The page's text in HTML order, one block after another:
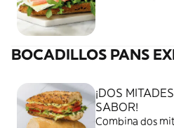
BOCADILLOS PANS
¡DOS
SABOR!
Combina dos